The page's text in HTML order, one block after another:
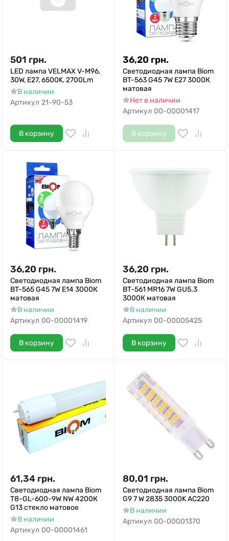
501 грн.
LED лампа VELMAX V-M96,
30W, Е27, 6500K, 2700Lm
В наличии
Артикул 21-90-53
В корзину
36,20 грн.
Светодиодная лампа Biom
BT-563 G45 7W E27 3000К
матовая
Нет в наличии
Артикул 00-00001417
В корзину
36,20 грн.
Светодиодная лампа Biom
BT-565 G45 7W E14 3000К
матовая
В наличии
Артикул 00-00001419
В корзину
36,20 грн.
Светодиодная лампа Biom
BT-561 MR16 7W GU5.3
3000К матовая
В наличии
Артикул 00-00005425
В корзину
61,34 грн.
Светодиодная лампа Biom
T8-GL-600-9W NW 4200К
G13 стекло матовое
В наличии
Артикул 00-00001461
80,01 грн.
Светодиодная лампа Biom
G9 7 W 2835 3000K AC220
В наличии
Артикул 00-00001370